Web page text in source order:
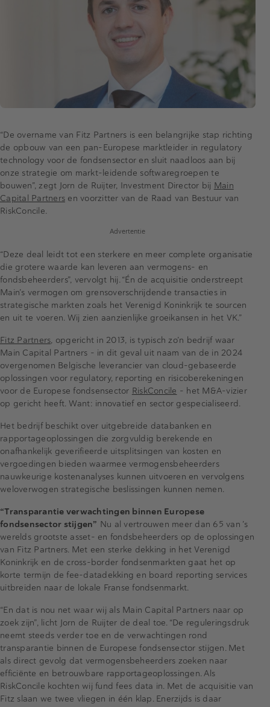
“De overname van Fitz Partners is een belangrijke stap richting
de opbouw van een pan-Europese marktleider in regulatory
technology voor de fondsensector en sluit naadloos aan bij
onze strategie om markt-leidende softwaregroepen te
bouwen”, zegt Jorn de Ruijter, Investment Director bij Main
Capital Partners en voorzitter van de Raad van Bestuur van
RiskConcile.
Advertentie
“Deze deal leidt tot een sterkere en meer complete organisatie
die grotere waarde kan leveren aan vermogens- en
fondsbeheerders”, vervolgt hij. “Én de acquisitie onderstreept
Main’s vermogen om grensoverschrijdende transacties in
strategische markten zoals het Verenigd Koninkrijk te sourcen
en uit te voeren. Wij zien aanzienlijke groeikansen in het VK.”
Fitz Partners, opgericht in 2013, is typisch zo’n bedrijf waar
Main Capital Partners – in dit geval uit naam van de in 2024
overgenomen Belgische leverancier van cloud-gebaseerde
oplossingen voor regulatory, reporting en risicoberekeningen
voor de Europese fondsensector RiskConcile – het M&A-vizier
op gericht heeft. Want: innovatief en sector gespecialiseerd.
Het bedrijf beschikt over uitgebreide databanken en
rapportageoplossingen die zorgvuldig berekende en
onafhankelijk geverifieerde uitsplitsingen van kosten en
vergoedingen bieden waarmee vermogensbeheerders
nauwkeurige kostenanalyses kunnen uitvoeren en vervolgens
weloverwogen strategische beslissingen kunnen nemen.
“Transparantie verwachtingen binnen Europese
fondsensector stijgen” Nu al vertrouwen meer dan 65 van ’s
werelds grootste asset- en fondsbeheerders op de oplossingen
van Fitz Partners. Met een sterke dekking in het Verenigd
Koninkrijk en de cross-border fondsenmarkten gaat het op
korte termijn de fee-datadekking en board reporting services
uitbreiden naar de lokale Franse fondsenmarkt.
“En dat is nou net waar wij als Main Capital Partners naar op
zoek zijn”, licht Jorn de Ruijter de deal toe. “De reguleringsdruk
neemt steeds verder toe en de verwachtingen rond
transparantie binnen de Europese fondsensector stijgen. Met
als direct gevolg dat vermogensbeheerders zoeken naar
efficiënte en betrouwbare rapportageoplossingen. Als
RiskConcile kochten wij fund fees data in. Met de acquisitie van
Fitz slaan we twee vliegen in één klap. Enerzijds is daar